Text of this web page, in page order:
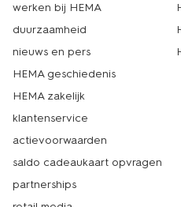
werken bij HEMA
duurzaamheid
nieuws en pers
HEMA geschiedenis
HEMA zakelijk
klantenservice
actievoorwaarden
saldo cadeaukaart opvragen
partnerships